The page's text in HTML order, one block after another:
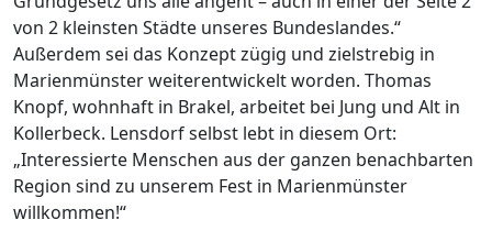
von 2 kleinsten Städte unseres Bundeslandes.“
Außerdem sei das Konzept zügig und zielstrebig in
Marienmünster weiterentwickelt worden. Thomas
Knopf, wohnhaft in Brakel, arbeitet bei Jung und Alt in
Kollerbeck. Lensdorf selbst lebt in diesem Ort:
„Interessierte Menschen aus der ganzen benachbarten
Region sind zu unserem Fest in Marienmünster
willkommen!“